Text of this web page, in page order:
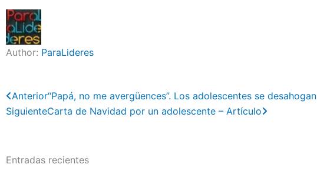
Author: ParaLideres
Previo
Anterior“Papá, no me avergüences”. Los adolescentes se desahogan
SiguienteCarta de Navidad por un adolescente – Artículo
Next
Entradas recientes